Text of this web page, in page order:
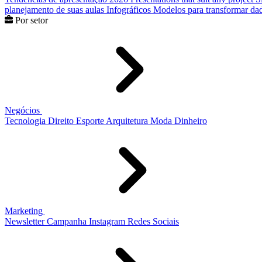
planejamento de suas aulas Infográficos Modelos para transformar
Por setor
Negócios
Tecnologia Direito Esporte Arquitetura Moda Dinheiro
Marketing
Newsletter Campanha Instagram Redes Sociais